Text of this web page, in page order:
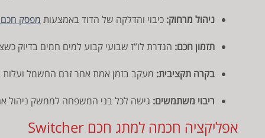
ניהול מרחוק: כיבוי והדלקה של הדוד באמצעות מפסק חכם
תזמון חכם: הגדרת לו”ז שבועי קבוע למים חמים בדיוק
בקרה תקציבית: מעקב בזמן אמת אחר זרם החשמל
ריבוי משתמשים: גישה לכל בני המשפחה לממשק ניהול
אפליקציה חכמה למתג חכם Switcher